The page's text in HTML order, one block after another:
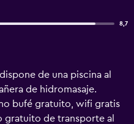
8,7
de una piscina al
de hidromasaje.
bufé gratuito, wifi gratis
gratuito de transporte al